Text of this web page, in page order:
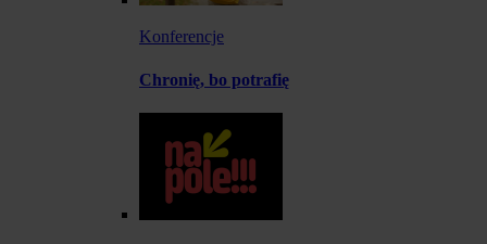
Konferencje
Chronię, bo potrafię